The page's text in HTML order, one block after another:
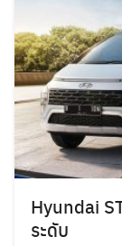
Search
for:
Hyundai
ระดับ